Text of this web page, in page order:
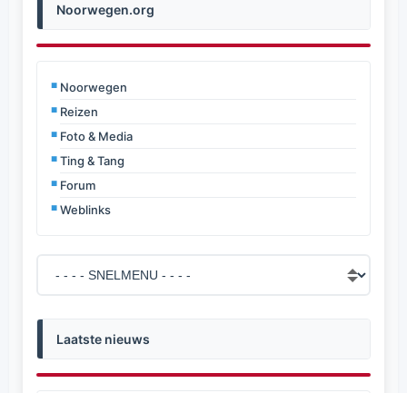
Noorwegen.org
Noorwegen
Reizen
Foto & Media
Ting & Tang
Forum
Weblinks
Laatste nieuws